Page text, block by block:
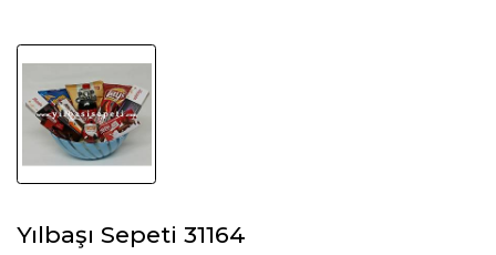
Yılbaşı Sepeti 31164